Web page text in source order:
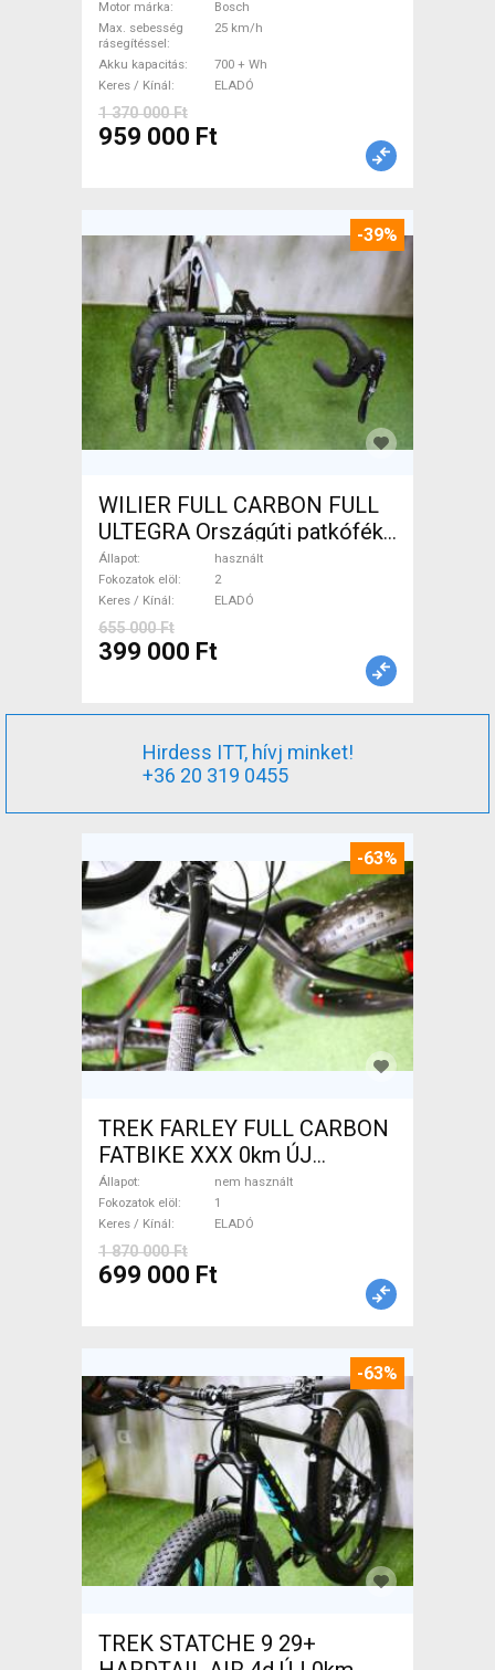
használt ELADÓ
Motor márka
Bosch
Max. sebesség
rásegítéssel
25 km/h
Akku kapacitás
700 + Wh
Keres / Kínál
ELADÓ
1 370 000 Ft
959 000 Ft
-39%
WILIER FULL CARBON FULL
ULTEGRA Országúti patkófék
használt ELADÓ
Állapot
használt
Fokozatok elöl
2
Keres / Kínál
ELADÓ
655 000 Ft
399 000 Ft
Hirdess ITT, hívj minket!
+36 20 319 0455
-63%
TREK FARLEY FULL CARBON
FATBIKE XXX 0km ÚJ
WAMPA CF Fatbike nem
használt ELADÓ
Állapot
nem használt
Fokozatok elöl
1
Keres / Kínál
ELADÓ
1 870 000 Ft
699 000 Ft
-63%
TREK STATCHE 9 29+